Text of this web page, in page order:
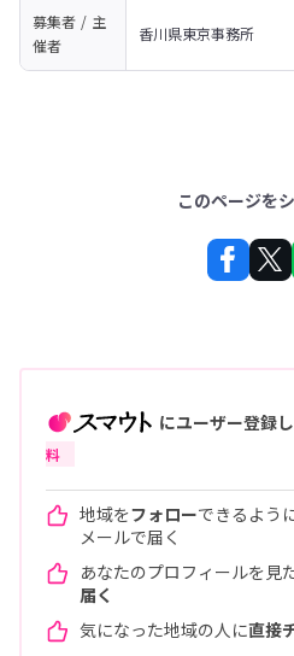
募集者 / 主
催者
香川県東京事務所
このページを
にユーザー登録
料
地域をフォローできるよう
メールで届く
あなたのプロフィールを見
届く
気になった地域の人に直接